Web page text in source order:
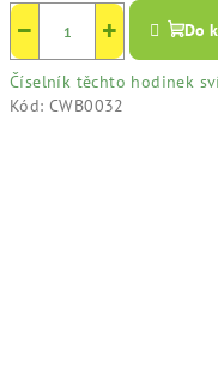
+
− Do
Číselník těchto hodinek
Kód: CWB0032